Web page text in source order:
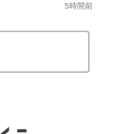
5時間前